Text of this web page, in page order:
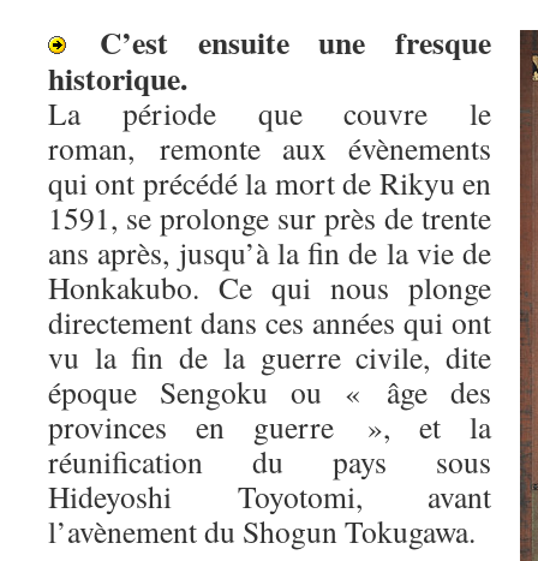
C’est ensuite une fresque
historique.
La période que couvre le
roman, remonte aux évènements
qui ont précédé la mort de Rikyu en
1591, se prolonge sur près de trente
ans après, jusqu’à la fin de la vie de
Honkakubo. Ce qui nous plonge
directement dans ces années qui ont
vu la fin de la guerre civile, dite
époque Sengoku ou « âge des
provinces en guerre », et la
réunification du pays sous
Hideyoshi Toyotomi, avant
l’avènement du Shogun Tokugawa.